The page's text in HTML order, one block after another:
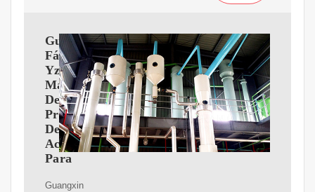
Guangxin
Fábrica
Yzyx140cjgx
Máquina
De
Prensa
De
Aceite
Para
Guangxin